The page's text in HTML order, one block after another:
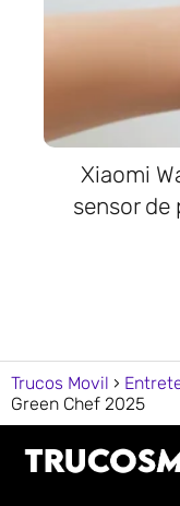
Xiaomi
sensor de
Trucos Movil
Green Chef 2025